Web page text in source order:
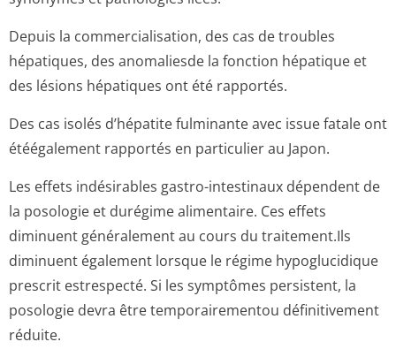
Depuis la commercialisation, des cas de troubles
hépatiques, des anomaliesde la fonction hépatique et
des lésions hépatiques ont été rapportés.
Des cas isolés d’hépatite fulminante avec issue fatale ont
étéégalement rapportés en particulier au Japon.
Les effets indésirables gastro-intestinaux dépendent de
la posologie et durégime alimentaire. Ces effets
diminuent généralement au cours du traitement.Ils
diminuent également lorsque le régime hypoglucidique
prescrit estrespecté. Si les symptômes persistent, la
posologie devra être temporairementou définitivement
réduite.